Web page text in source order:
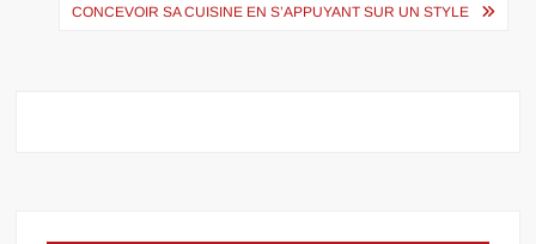
CONCEVOIR SA CUISINE EN S’APPUYANT SUR UN STYLE